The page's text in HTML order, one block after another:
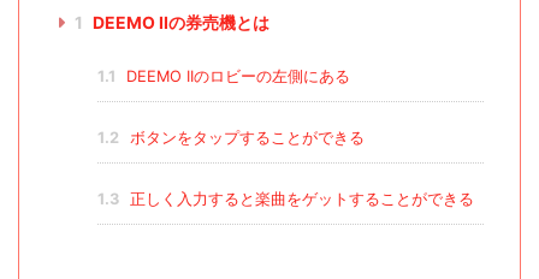
1 DEEMO IIの券売機とは
1.1 DEEMO IIのロビーの左側にある
1.2 ボタンをタップすることができる
1.3 正しく入力すると楽曲をゲットすることができる